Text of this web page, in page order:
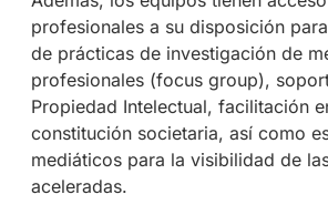
profesionales a su disposición
de prácticas de investigación de
profesionales (focus group),
Propiedad Intelectual, facilitación
constitución societaria, así como
mediáticos para la visibilidad de
aceleradas.